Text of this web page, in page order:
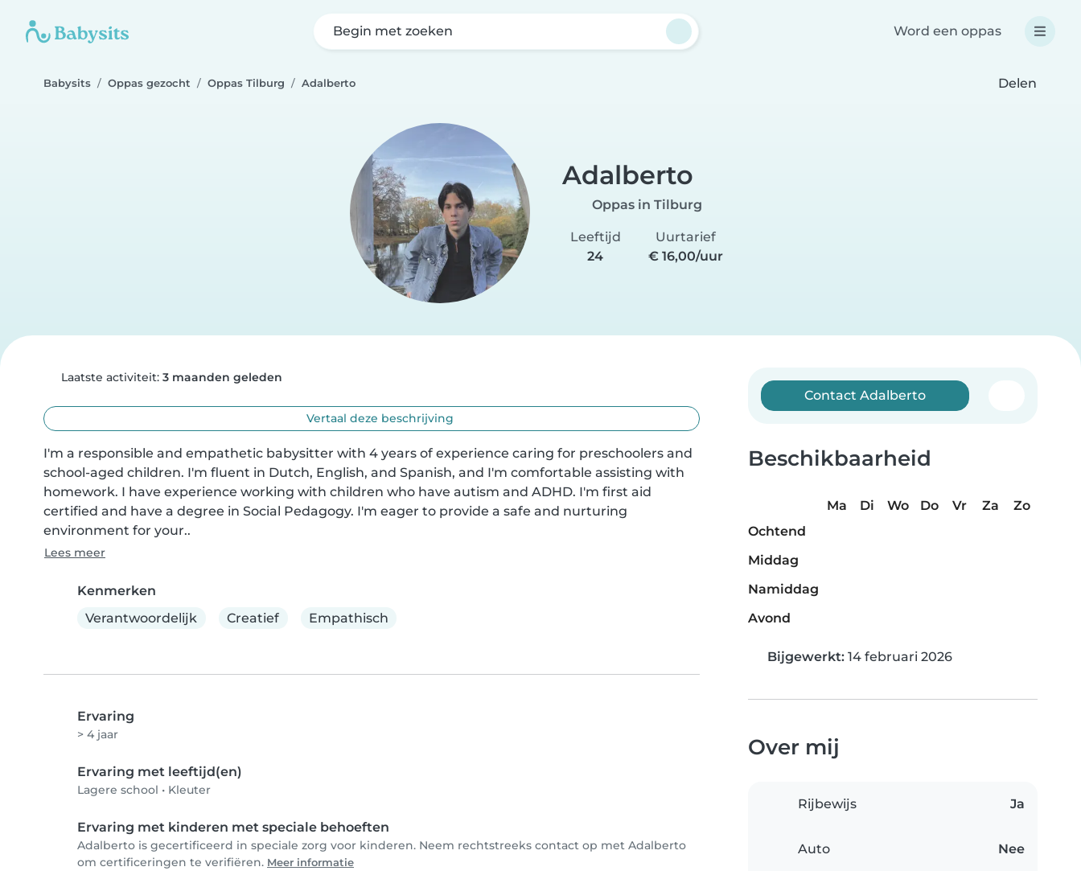
Begin met zoeken Word een oppas
Babysits Oppas gezocht Oppas Tilburg Adalberto Delen
Adalberto
Oppas in Tilburg
Leeftijd
24
Uurtarief
€ 16,00/uur
Laatste activiteit: 3 maanden geleden
Vertaal deze beschrijving
I'm a responsible and empathetic babysitter with 4 years of experience caring for preschoolers and
school-aged children. I'm fluent in Dutch, English, and Spanish, and I'm comfortable assisting with
homework. I have experience working with children who have autism and ADHD. I'm first aid
certified and have a degree in Social Pedagogy. I'm eager to provide a safe and nurturing
environment for your..
Lees meer
Kenmerken
Verantwoordelijk
Creatief Empathisch
Ervaring
> 4 jaar
Ervaring met leeftijd(en)
Lagere school • Kleuter
Ervaring met kinderen met speciale behoeften
Adalberto is gecertificeerd in speciale zorg voor kinderen. Neem rechtstreeks contact op met Adalberto
om certificeringen te verifiëren. Meer informatie
Contact Adalberto
Beschikbaarheid
Ma Di Wo Do Vr Za
Zo
Ochtend
Middag
Namiddag
Avond
Bijgewerkt: 14 februari 2026
Over mij
Rijbewijs Ja
Auto Nee